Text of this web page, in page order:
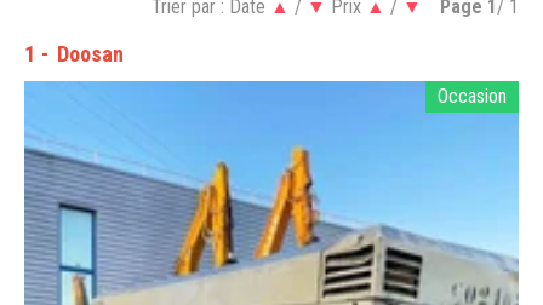
1 Doosan
Trier par : Date ▲ / ▼ Prix ▲ / ▼ Page 1/ 1
Occasion